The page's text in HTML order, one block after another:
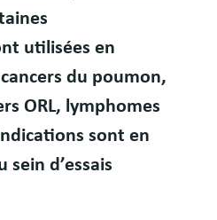
utilisées en
du poumon,
ORL, lymphomes
sont en
sein d’essais